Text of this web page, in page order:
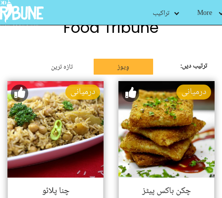
تراکیب More
Food Tribune
ترتیب دیں: تازہ ترین وِیوز
درمیانی
چنا پلائو
درمیانی
چکن باکس پیٹز